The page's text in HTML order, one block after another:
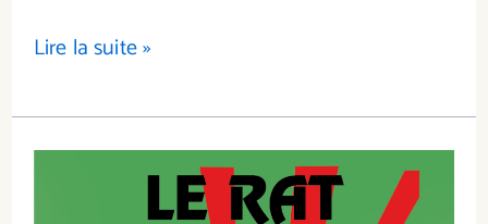
Lire la suite »